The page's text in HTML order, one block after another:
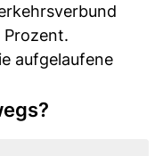
Prozent.
aufgelaufene